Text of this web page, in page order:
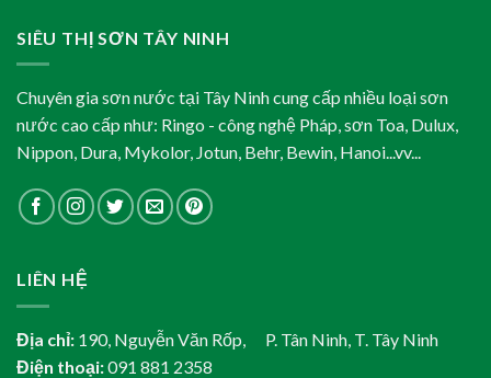
SIÊU THỊ SƠN TÂY NINH
Chuyên gia sơn nước tại Tây Ninh cung cấp nhiều loại sơn
nước cao cấp như: Ringo - công nghệ Pháp, sơn Toa, Dulux,
Nippon, Dura, Mykolor, Jotun, Behr, Bewin, Hanoi...vv...
LIÊN HỆ
Địa chỉ: 190, Nguyễn Văn Rốp, P. Tân Ninh, T. Tây Ninh
Điện thoại:091 881 2358